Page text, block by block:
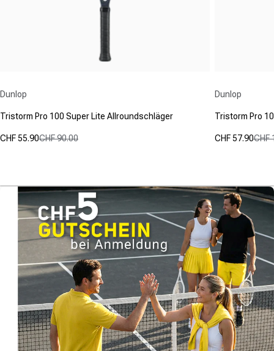
Dunlop
Tristorm Pro 100 Super Lite Allroundschläger
Verkaufspreis
CHF 55.90
Normaler Preis
CHF 90.00
5
Sternen.
Dunlop
Tristorm Pro
CHF 57.90
Normaler
CHF
5
Sternen.